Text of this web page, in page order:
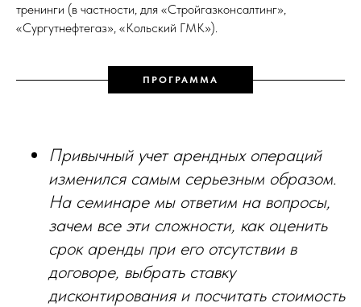
тренинги (в частности, для «Стройгазконсалтинг»,
«Сургутнефтегаз», «Кольский ГМК»).
ПРОГРАММА
Привычный учет арендных операций
изменился самым серьезным образом.
На семинаре мы ответим на вопросы,
зачем все эти сложности, как оценить
срок аренды при его отсутствии в
договоре, выбрать ставку
дисконтирования и посчитать стоимость